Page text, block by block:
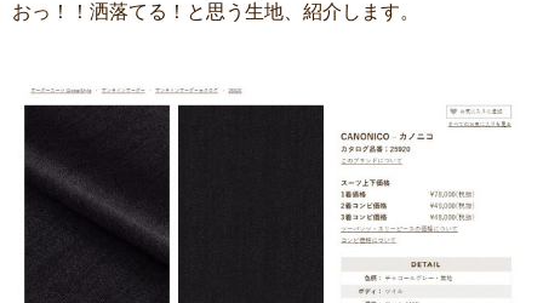
おっ！！洒落てる！と思う生地、紹介します。